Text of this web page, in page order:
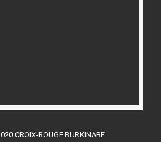
CROIX-ROUGE BURKINABE